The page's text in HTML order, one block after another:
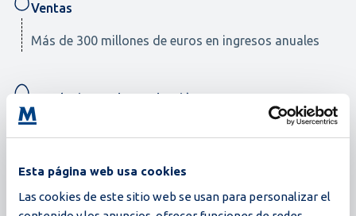
Esta página web usa cookies
Las cookies de este sitio web se usan para personalizar el
Ventas
Más de 300 millones de euros en ingresos anuales
Instalaciones de Producción